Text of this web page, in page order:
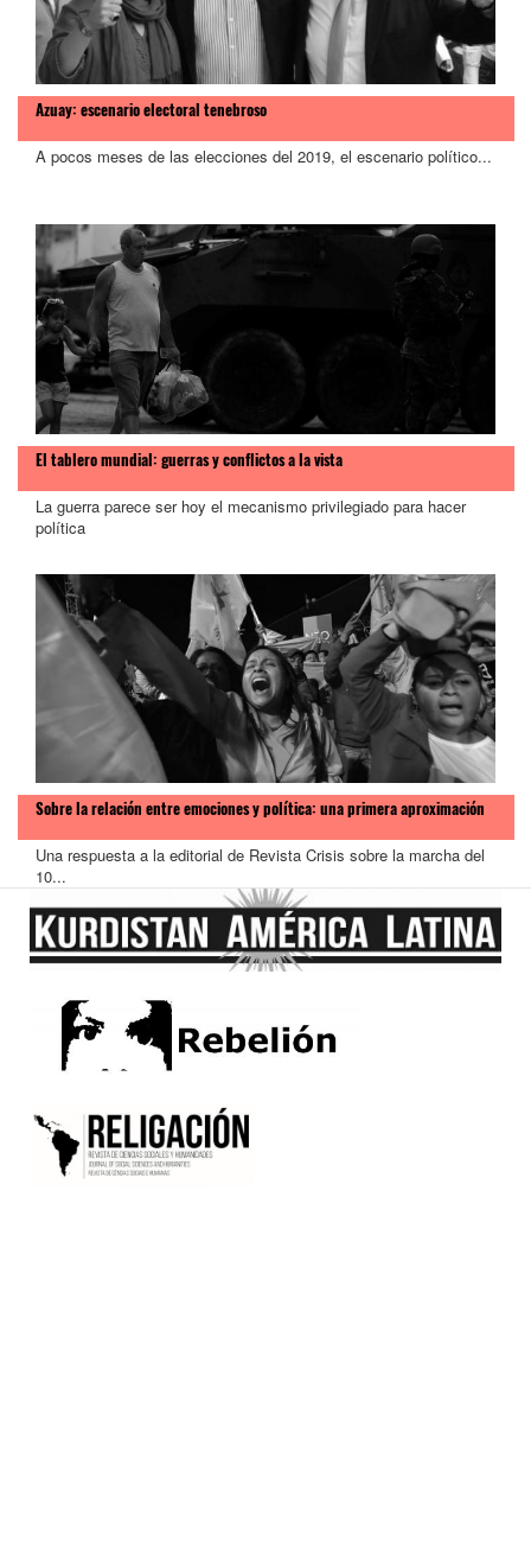
Azuay: escenario electoral tenebroso
A pocos meses de las elecciones del 2019, el escenario político...
El tablero mundial: guerras y conflictos a la vista
La guerra parece ser hoy el mecanismo privilegiado para hacer
política
Sobre la relación entre emociones y política: una primera aproximación
Una respuesta a la editorial de Revista Crisis sobre la marcha del
10...